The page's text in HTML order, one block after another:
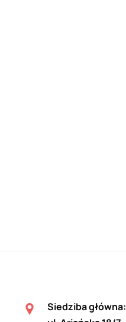
Siedziba główna: